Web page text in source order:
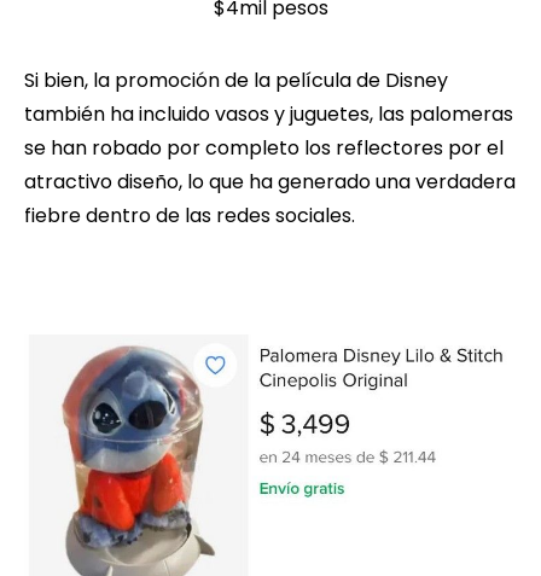
Si bien, la promoción de la película de Disney
también ha incluido vasos y juguetes, las palomeras
se han robado por completo los reflectores por el
atractivo diseño, lo que ha generado una verdadera
fiebre dentro de las redes sociales.